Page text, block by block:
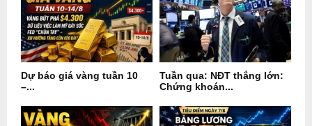
Dự báo giá vàng tuần 10
–...
Tuần qua: NĐT thắng lớn:
Chứng khoán...